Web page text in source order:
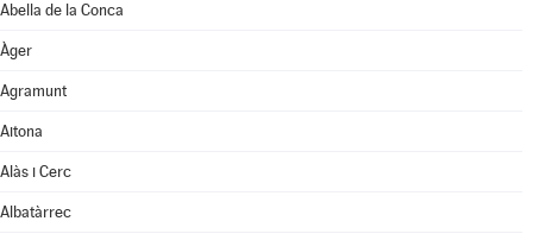
Abella de la Conca
Àger
Agramunt
Aitona
Alàs i Cerc
Albatàrrec